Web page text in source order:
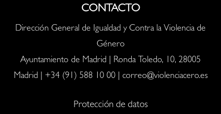
CONTACTO
Dirección General de Igualdad y Contra la Violencia de
Género
Ayuntamiento de Madrid | Ronda Toledo, 10, 28005
Madrid | +34 (91) 588 10 00| correo@violenciacero.es
Protección de datos